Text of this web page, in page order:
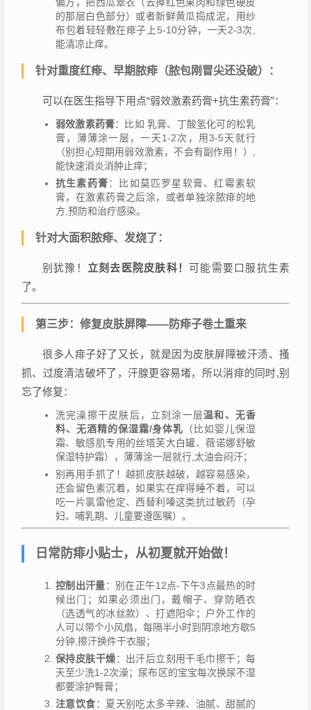
的那层白色部分）或者新鲜黄瓜捣成泥，用纱
布包着轻轻敷在痱子上5-10分钟，一天2-3次,
能清凉止痒。
针对重度红痱、早期脓痱（脓包刚冒尖还没破）：
可以在医生指导下用点“弱效激素药膏+抗生素药膏”：
弱效激素药膏：比如 乳膏、丁酸氢化可的松乳
膏，薄薄涂一层，一天1-2次，用3-5天就行
（别担心短期用弱效激素，不会有副作用！）,
能快速消炎消肿止痒；
抗生素药膏：比如莫匹罗星软膏、红霉素软
膏，在激素药膏之后涂，或者单独涂脓痱的地
方,预防和治疗感染。
针对大面积脓痱、发烧了：
别犹豫！ 立刻去医院皮肤科！可能需要口服抗生素
了。
第三步：修复皮肤屏障——防痱子卷土重来
很多人痱子好了又长，就是因为皮肤屏障被汗渍、搔
抓、过度清洁破坏了，汗腺更容易堵，所以消痱的同时,别
忘了修复：
洗完澡擦干皮肤后，立刻涂一层温和、无香
料、无酒精的保湿霜/身体乳 （比如婴儿保湿
霜、敏感肌专用的丝塔芙大白罐、薇诺娜舒敏
保湿特护霜），薄薄涂一层就行,太油会闷汗；
别再用手抓了！越抓皮肤越破，越容易感染，
还会留色素沉着，如果实在痒得睡不着，可以
吃一片氯雷他定、西替利嗪这类抗过敏药（孕
妇、哺乳期、儿童要遵医嘱）。
日常防痱小贴士，从初夏就开始做！
控制出汗量：别在正午12点-下午3点最热的时
候出门；如果必须出门，戴帽子、穿防晒衣
（选透气的冰丝款）、打遮阳伞；户外工作的
人可以带个小风扇，每隔半小时到阴凉地方歇5
分钟,擦汗换件干衣服；
保持皮肤干燥：出汗后立刻用干毛巾擦干；每
天至少洗1-2次澡；尿布区的宝宝每次换尿不湿
都要涂护臀膏；
注意饮食：夏天别吃太多辛辣、油腻、甜腻的